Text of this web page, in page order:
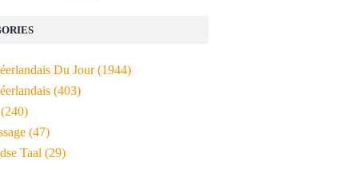
Du Jour(1944)
(403)
(240)
(47)
Taal (29)